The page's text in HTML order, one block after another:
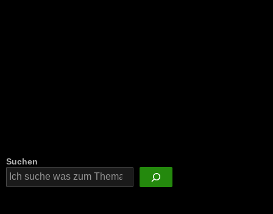
Suchen